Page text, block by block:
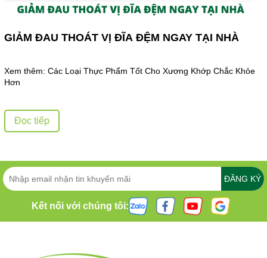
GIẢM ĐAU THOÁT VỊ ĐĨA ĐỆM NGAY TẠI NHÀ
Xem thêm: Các Loại Thực Phẩm Tốt Cho Xương Khớp Chắc Khỏe
Hơn
Đọc tiếp
ĐĂNG KÝ
Kết nối với chúng tôi: